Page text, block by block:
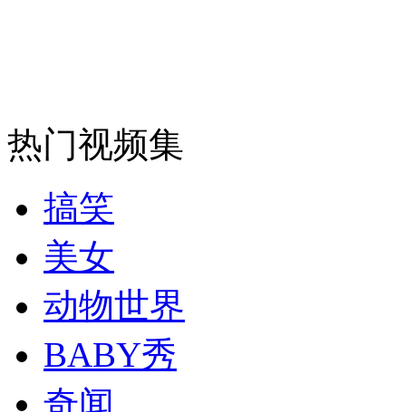
司机酒驾遇交警 急速倒车逃窜
热门视频集
搞笑
美女
动物世界
BABY秀
奇闻